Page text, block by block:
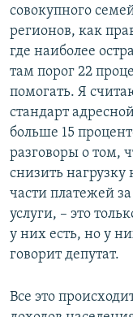
совокупного
регионов, как
где наиболее
там порог 22
помогать. Я
стандарт
больше 15
разговоры о том,
снизить нагрузку
части платежей
услуги, – это
у них есть, но у
говорит депутат.
Все это